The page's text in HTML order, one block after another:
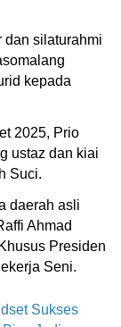
dan silaturahmi
kepada
2025, Prio
ustaz dan kiai
Suci.
daerah asli
Ahmad
Presiden
Seni.
Sukses